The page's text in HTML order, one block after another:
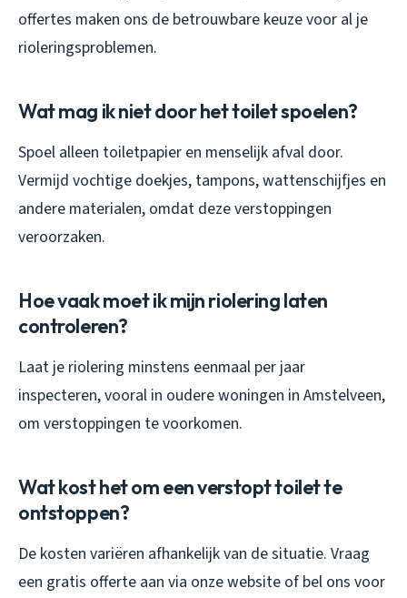
offertes maken ons de betrouwbare keuze voor al je
rioleringsproblemen.
Wat mag ik niet door het toilet spoelen?
Spoel alleen toiletpapier en menselijk afval door.
Vermijd vochtige doekjes, tampons, wattenschijfjes en
andere materialen, omdat deze verstoppingen
veroorzaken.
Hoe vaak moet ik mijn riolering laten
controleren?
Laat je riolering minstens eenmaal per jaar
inspecteren, vooral in oudere woningen in Amstelveen,
om verstoppingen te voorkomen.
Wat kost het om een verstopt toilet te
ontstoppen?
De kosten variëren afhankelijk van de situatie. Vraag
een gratis offerte aan via onze website of bel ons voor